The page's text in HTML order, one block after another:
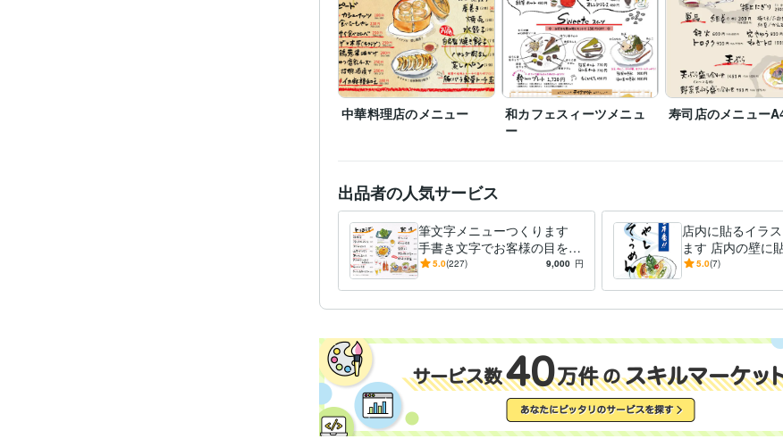
中華料理店のメニュー
和カフェスィーツメニュ
ー
寿司店のメニュー
出品者の人気サービス
筆文字メニューつくります
手書き文字でお客様の目を引
くメニューを制作いたしま
5.0(227) 9,000 円
店内に貼るイラ
ます 店内の壁に
のメニューを作
5.0(7)